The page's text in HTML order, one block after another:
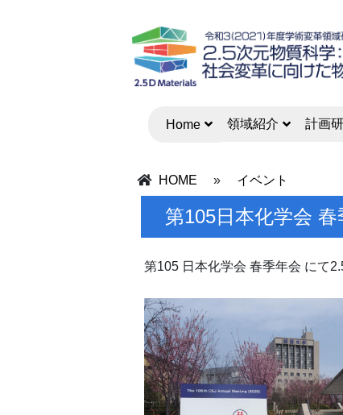
Home 領域紹介 計画
HOME » イベント
第105日本化学会
第105 日本化学会 春季年会 にて